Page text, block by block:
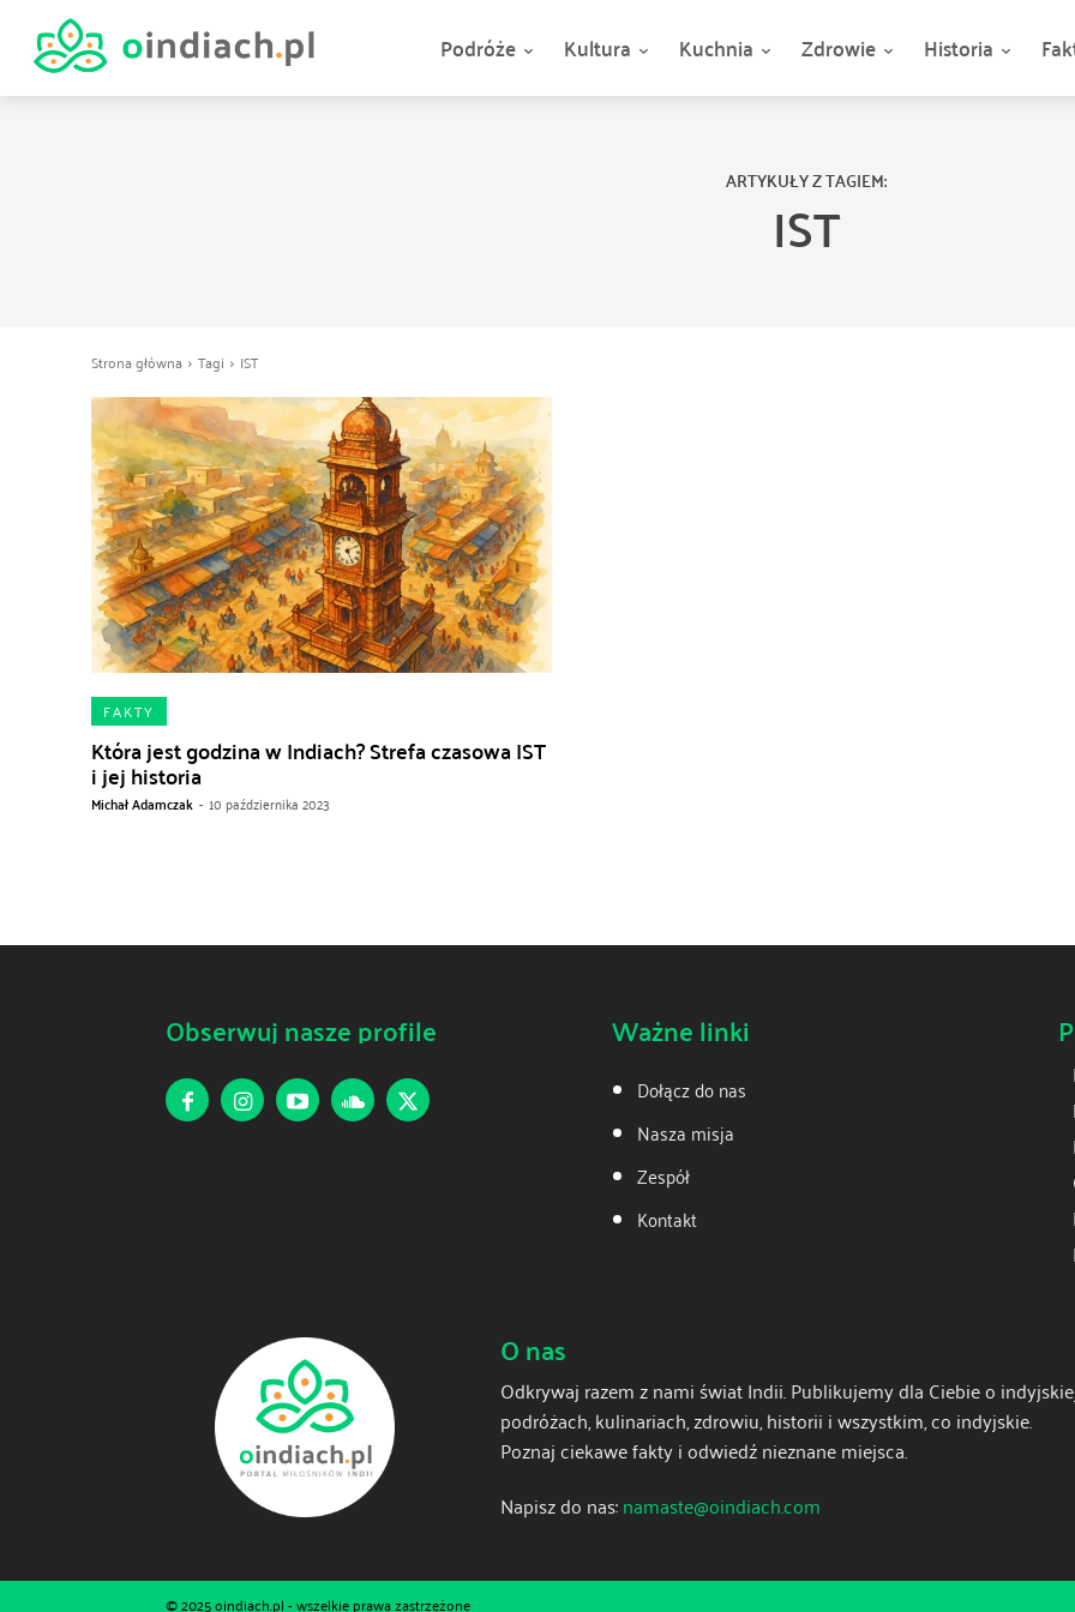
Podróże Kultura Kuchnia Zdrowie Historia
ARTYKUŁY Z TAGIEM:
IST
Strona główna Tagi IST
FAKTY
Która jest godzina w Indiach? Strefa czasowa IST
i jej historia
Michał Adamczak - 10 października 2023
Obserwuj nasze profile Ważne linki
Dołącz do nas
Nasza misja
Zespół
Kontakt
O nas
Odkrywaj razem z nami świat Indii. Publikujemy dla Ciebie o
podróżach, kulinariach, zdrowiu, historii i wszystkim, co indyjskie.
Poznaj ciekawe fakty i odwiedź nieznane miejsca.
Napisz do nas:namaste@oindiach.com
© 2025 oindiach.pl - wszelkie prawa zastrzeżone